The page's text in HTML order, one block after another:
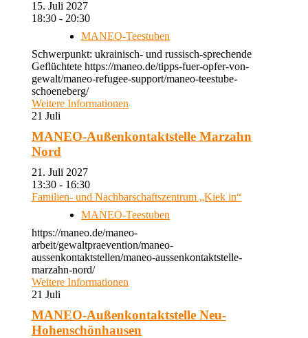
15. Juli 2027
18:30 - 20:30
MANEO-Teestuben
Schwerpunkt: ukrainisch- und russisch-sprechende
Geflüchtete https://maneo.de/tipps-fuer-opfer-von-
gewalt/maneo-refugee-support/maneo-teestube-
schoeneberg/
Weitere Informationen
21 Juli
MANEO-Außenkontaktstelle Marzahn
Nord
21. Juli 2027
13:30 - 16:30
Familien- und Nachbarschaftszentrum „Kiek in“
MANEO-Teestuben
https://maneo.de/maneo-
arbeit/gewaltpraevention/maneo-
aussenkontaktstellen/maneo-aussenkontaktstelle-
marzahn-nord/
Weitere Informationen
21 Juli
MANEO-Außenkontaktstelle Neu-
Hohenschönhausen